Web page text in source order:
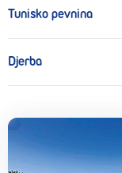
Tunisko pevnina
Djerba